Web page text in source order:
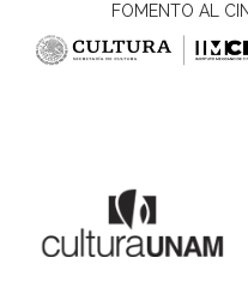
FOMENTO AL